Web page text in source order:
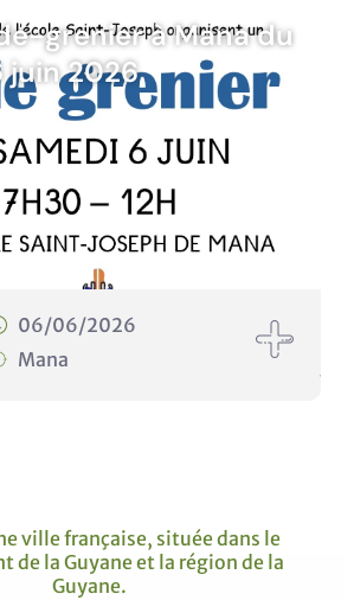
grenier à Mana du
juin 2026
06/06/2026
Mana
ville française, située dans le
de la Guyane et la région de la
Guyane.